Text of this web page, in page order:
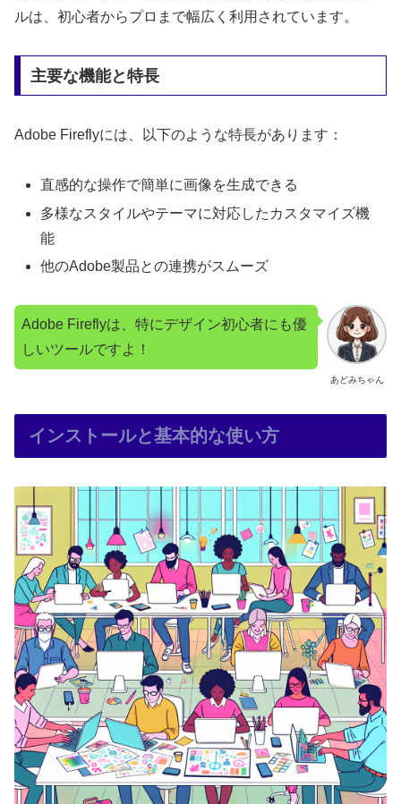
ルは、初心者からプロまで幅広く利用されています。
主要な機能と特長
Adobe Fireflyには、以下のような特長があります：
直感的な操作で簡単に画像を生成できる
多様なスタイルやテーマに対応したカスタマイズ機
能
他のAdobe製品との連携がスムーズ
あどみちゃん
Adobe Fireflyは、特にデザイン初心者にも優
しいツールですよ！
インストールと基本的な使い方